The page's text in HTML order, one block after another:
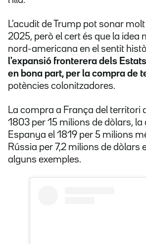
L'acudit de Trump pot sonar
2025, però el cert és que la idea
nord-americana en el sentit
l'expansió fronterera dels
en bona part, per la compra de
potències colonitzadores.
La compra a França del territori
1803 per 15 milions de dòlars, la
Espanya el 1819 per 5 milions
Rússia per 7,2 milions de dòlars
alguns exemples.